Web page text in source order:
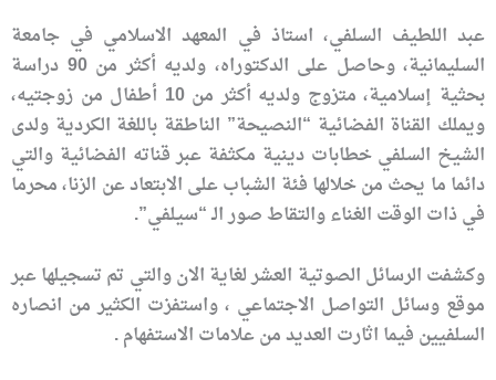
عبد اللطيف السلفي، استاذ في المعهد الاسلامي في جامعة
السليمانية، وحاصل على الدكتوراه، ولديه أكثر من 90 دراسة
بحثية إسلامية، متزوج ولديه أكثر من 10 أطفال من زوجتيه،
ويملك القناة الفضائية “النصيحة” الناطقة باللغة الكردية ولدى
الشيخ السلفي خطابات دينية مكثفة عبر قناته الفضائية والتي
دائما ما يحث من خلالها فئة الشباب على الابتعاد عن الزنا، محرما
في ذات الوقت الغناء والتقاط صور الـ “سيلفي”.
وكشفت الرسائل الصوتية العشر لغاية الان والتي تم تسجيلها عبر
موقع وسائل التواصل الاجتماعي ، واستفزت الكثير من انصاره
السلفيين فيما اثارت العديد من علامات الاستفهام .